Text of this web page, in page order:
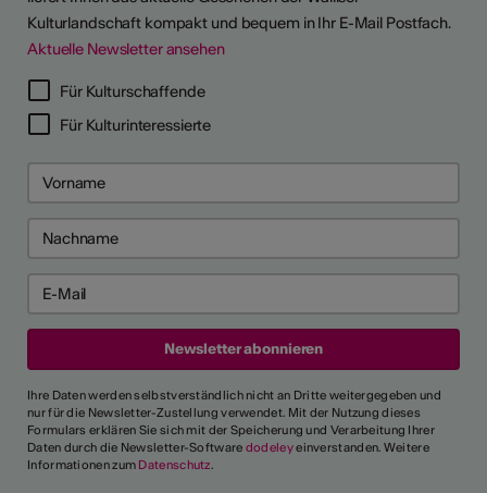
Kulturlandschaft kompakt und bequem in Ihr E-Mail Postfach.
Aktuelle Newsletter ansehen
Für Kulturschaffende
Für Kulturinteressierte
Ihre Daten werden selbstverständlich nicht an Dritte weitergegeben und
nur für die Newsletter-Zustellung verwendet. Mit der Nutzung dieses
Formulars erklären Sie sich mit der Speicherung und Verarbeitung Ihrer
Daten durch die Newsletter-Software dodeleyeinverstanden. Weitere
Informationen zum Datenschutz.